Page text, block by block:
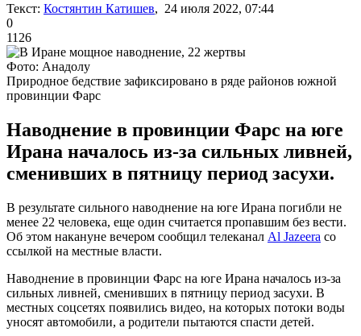
Текст: Костянтин Катишев, 24 июля 2022, 07:44
0
1126
Фото: Анадолу
Природное бедствие зафиксировано в ряде районов южной
провинции Фарс
Наводнение в провинции Фарс на юге
Ирана началось из-за сильных ливней,
сменивших в пятницу период засухи.
В результате сильного наводнение на юге Ирана погибли не
менее 22 человека, еще один считается пропавшим без вести.
Об этом накануне вечером сообщил телеканал Al Jazeera со
ссылкой на местные власти.
Наводнение в провинции Фарс на юге Ирана началось из-за
сильных ливней, сменивших в пятницу период засухи. В
местных соцсетях появились видео, на которых потоки воды
уносят автомобили, а родители пытаются спасти детей.